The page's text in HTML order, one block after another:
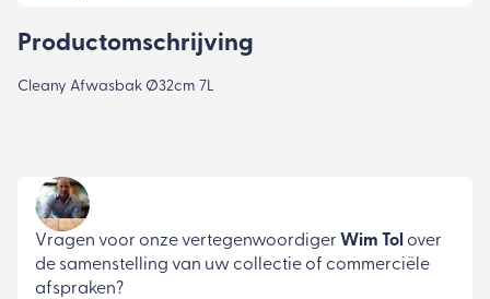
Productomschrijving
Cleany Afwasbak Ø32cm 7L
Vragen voor onze vertegenwoordiger Wim Tol over
de samenstelling van uw collectie of commerciële
afspraken?